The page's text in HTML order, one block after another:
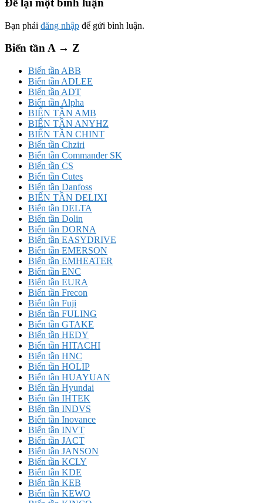
Để lại một bình luận
Bạn phải đăng nhập để gửi bình luận.
Biến tần A → Z
Biến tần ABB
Biến tần ADLEE
Biến tần ADT
Biến tần Alpha
BIẾN TẦN AMB
BIẾN TẦN ANYHZ
BIẾN TẦN CHINT
Biến tần Chziri
Biến tần Commander SK
Biến tần CS
Biến tần Cutes
Biến tần Danfoss
BIẾN TẦN DELIXI
Biến tần DELTA
Biến tần Dolin
Biến tần DORNA
Biến tần EASYDRIVE
Biến tần EMERSON
Biến tần EMHEATER
Biến tần ENC
Biến tần EURA
Biến tần Frecon
Biến tần Fuji
Biến tần FULING
Biến tần GTAKE
Biến tần HEDY
Biến tần HITACHI
Biến tần HNC
Biến tần HOLIP
Biến tần HUAYUAN
Biến tần Hyundai
Biến tần IHTEK
Biến tần INDVS
Biến tần Inovance
Biến tần INVT
Biến tần JACT
Biến tần JANSON
Biến tần KCLY
Biến tần KDE
Biến tần KEB
Biến tần KEWO